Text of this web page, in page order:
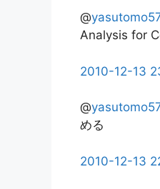
@
Analysis for
2010-12-13
@
める
2010-12-13